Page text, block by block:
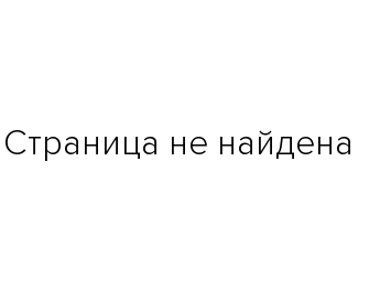
Страница не найдена